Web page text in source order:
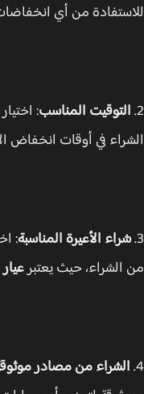
من أي انخفاضات
المناسب: اختيار
في أوقات انخفاض
الأعيرة المناسبة:
حيث يعتبرعيار 21
الشراء من مصادر موثوقة: